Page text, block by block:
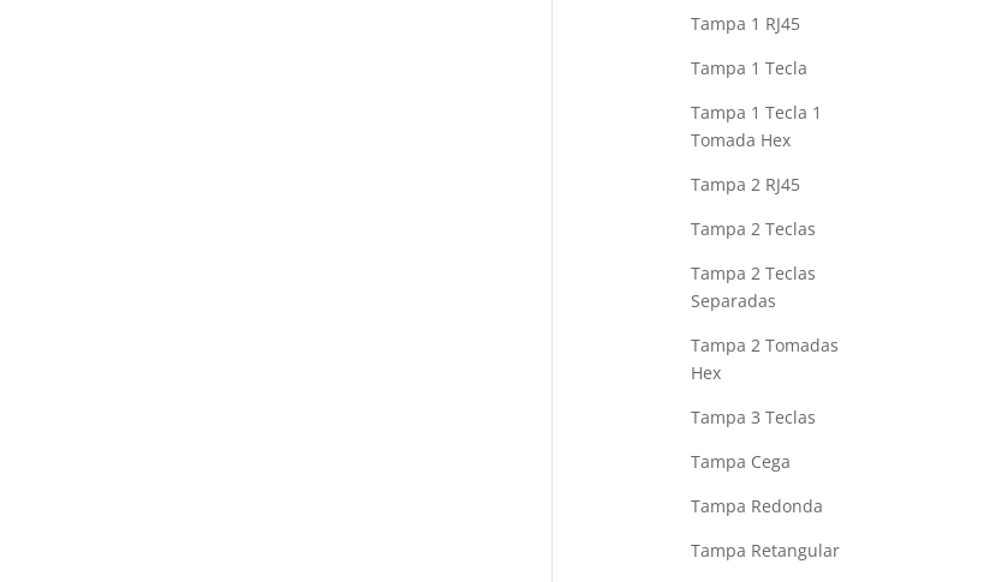
Tampa 1 RJ45
Tampa 1 Tecla
Tampa 1 Tecla 1
Tomada Hex
Tampa 2 RJ45
Tampa 2 Teclas
Tampa 2 Teclas
Separadas
Tampa 2 Tomadas
Hex
Tampa 3 Teclas
Tampa Cega
Tampa Redonda
Tampa Retangular